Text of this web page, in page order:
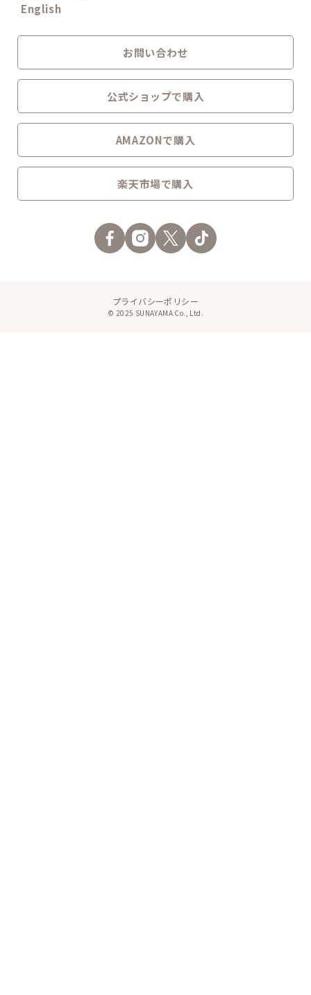
English
お問い合わせ
公式ショップで購入
AMAZONで購入
楽天市場で購入
© 2025 SUNAYAMA Co., Ltd.
プライバシーポリシー